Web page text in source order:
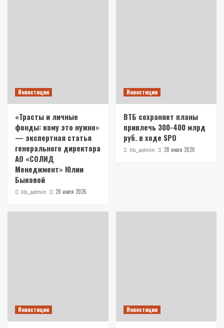
Инвестиции
«Трасты и личные
фонды: кому это нужно»
— экспертная статья
генерального директора
АО «СОЛИД
Менеджмент» Юлии
Быковой
lib_admin 28 июля 2026
Инвестиции
ВТБ сохраняет планы
привлечь 300-400 млрд
руб. в ходе SPO
lib_admin 28 июля 2026
Инвестиции Инвестиции